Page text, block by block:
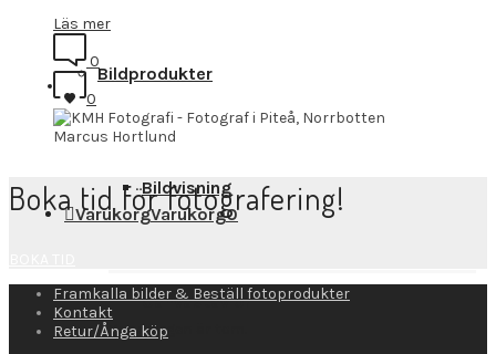
Bildprodukter
Bildvisning
Canvastavlor
VarukorgVarukorg0
Varukorgen är tom.
Läs mer
0
0
Marcus Hortlund
Boka tid för fotografering!
Framkalla bilder & Beställ fotoprodukter
Kontakt
Retur/Ånga köp